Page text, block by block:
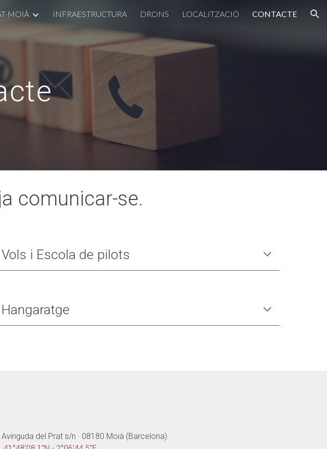
Skip to navigation
MOIÀ INFRAESTRUCTURA DRONS LOCALITZACIÓ CONTACTE
comunicar-se.
Vols i Escola de pilots
Hangaratge
Avinguda del Prat s/n · 08180 Moià (Barcelona).